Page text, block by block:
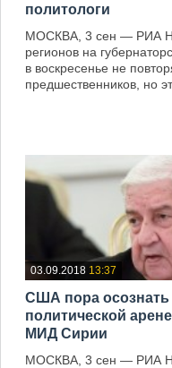
политологи
МОСКВА, 3 сен — РИА
регионов на
в воскресенье не
предшественников, но
03.09.2018 13:37
США пора осознать
политической
МИД Сирии
МОСКВА, 3 сен — РИА